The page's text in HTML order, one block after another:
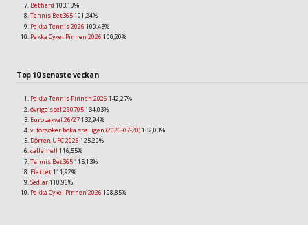
Bethard 103,10%
Tennis Bet365101,24%
Pekka Tennis 2026 100,43%
Pekka Cykel Pinnen 2026 100,20%
Top 10 senaste veckan
Pekka Tennis Pinnen 2026 142,27%
övriga spel 260705134,03%
Europakval 26/27132,94%
vi försöker boka spel igen (2026-07-20)132,03%
Dörren UFC 2026 125,20%
callemell 116,55%
Tennis Bet365115,13%
Flatbet111,92%
Sedlar110,96%
Pekka Cykel Pinnen 2026 108,85%